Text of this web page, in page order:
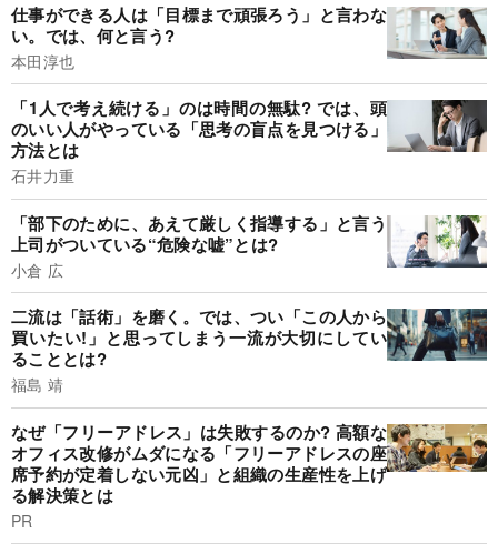
仕事ができる人は「目標まで頑張ろう」と言わな
い。では、何と言う?
本田淳也
「1人で考え続ける」のは時間の無駄? では、頭
のいい人がやっている「思考の盲点を見つける」
方法とは
石井力重
「部下のために、あえて厳しく指導する」と言う
上司がついている“危険な嘘”とは?
小倉 広
二流は「話術」を磨く。では、つい「この人から
買いたい!」と思ってしまう一流が大切にしてい
ることとは?
福島 靖
なぜ「フリーアドレス」は失敗するのか? 高額な
オフィス改修がムダになる「フリーアドレスの座
席予約が定着しない元凶」と組織の生産性を上げ
る解決策とは
PR